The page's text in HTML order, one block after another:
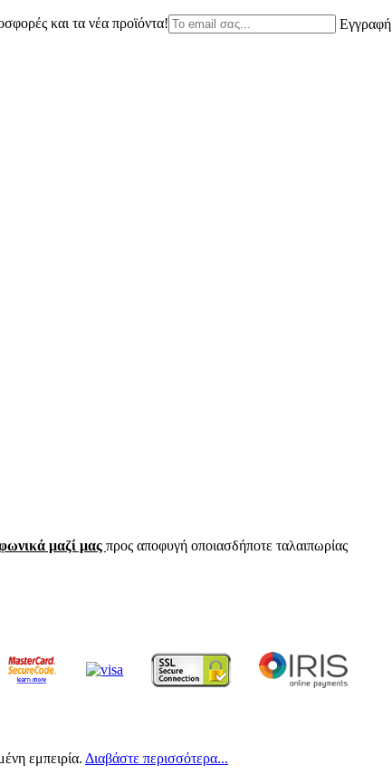
και τα νέα προϊόντα! Εγγραφή
μαζί μας προς αποφυγή οποιασδήποτε ταλαιπωρίας
εμπειρία. Διαβάστε περισσότερα...